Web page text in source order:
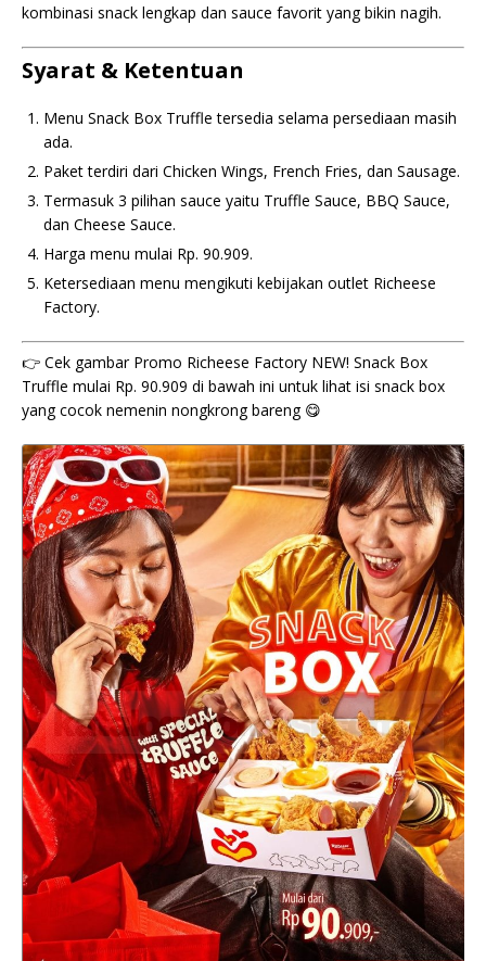
kombinasi snack lengkap dan sauce favorit yang bikin nagih.
Syarat & Ketentuan
Menu Snack Box Truffle tersedia selama persediaan masih
ada.
Paket terdiri dari Chicken Wings, French Fries, dan Sausage.
Termasuk 3 pilihan sauce yaitu Truffle Sauce, BBQ Sauce,
dan Cheese Sauce.
Harga menu mulai Rp. 90.909.
Ketersediaan menu mengikuti kebijakan outlet Richeese
Factory.
👉 Cek gambar Promo Richeese Factory NEW! Snack Box
Truffle mulai Rp. 90.909 di bawah ini untuk lihat isi snack box
yang cocok nemenin nongkrong bareng 😋